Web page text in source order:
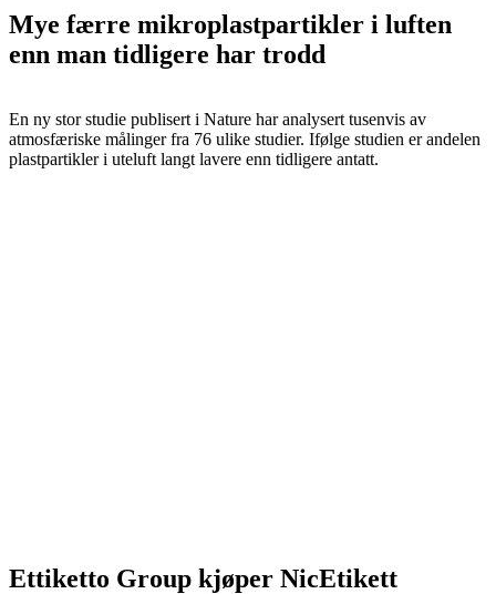
Mye færre mikroplastpartikler i luften
enn man tidligere har trodd
En ny stor studie publisert i Nature har analysert tusenvis av
atmosfæriske målinger fra 76 ulike studier. Ifølge studien er andelen
plastpartikler i uteluft langt lavere enn tidligere antatt.
Ettiketto Group kjøper NicEtikett